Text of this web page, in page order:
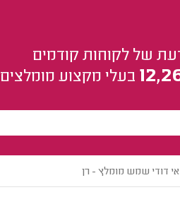
של לקוחות קודמים
בעלי מקצוע מומלצים
דודי שמש מומלץ - רן